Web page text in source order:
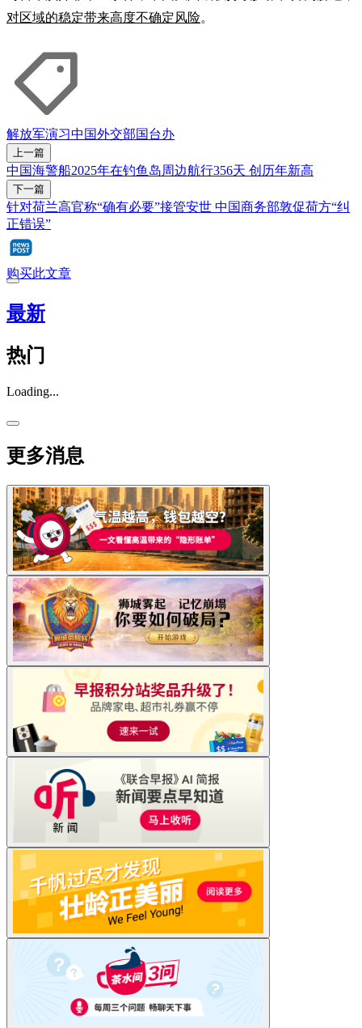
对区域的稳定带来高度不确定风险。
解放军演习中国外交部国台办
上一篇
中国海警船2025年在钓鱼岛周边航行356天 创历年新高
下一篇
针对荷兰高官称“确有必要”接管安世 中国商务部敦促荷方“纠
正错误”
购买此文章
最新
热门
Loading...
更多消息